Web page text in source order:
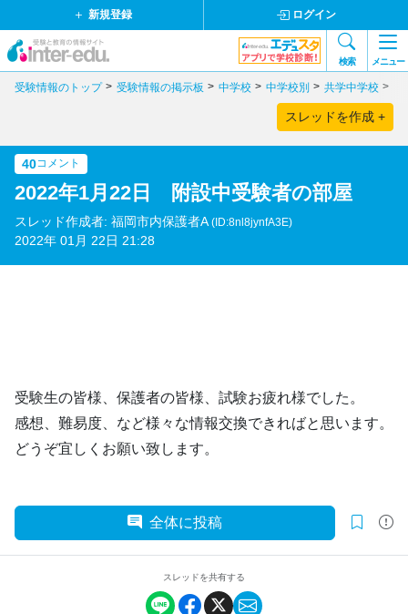
新規登録 ログイン
検索 メニュー
受験情報のトップ 受験情報の掲示板 中学校 中学校別 共学中学校
スレッドを作成 +
40コメント
2022年1月22日 附設中受験者の部屋
スレッド作成者: 福岡市内保護者A (ID:8nl8jynfA3E)
2022年 01月 22日 21:28
受験生の皆様、保護者の皆様、試験お疲れ様でした。
感想、難易度、など様々な情報交換できればと思います。
どうぞ宜しくお願い致します。
全体に投稿
スレッドを共有する